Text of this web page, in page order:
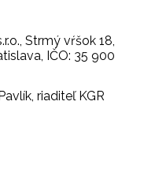
Strmý vŕšok 18,
IČO: 35 900
riaditeľ KGR